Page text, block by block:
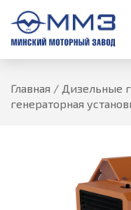
Главная / Дизельные
генераторная